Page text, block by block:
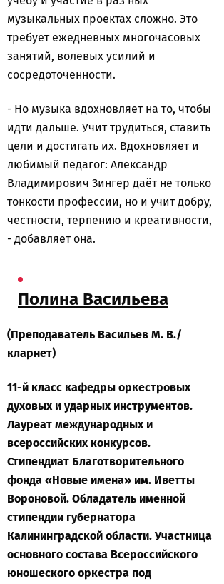
музыкальных проектах сложно. Это
требует ежедневных многочасовых
занятий, волевых усилий и
сосредоточенности.
- Но музыка вдохновляет на то, чтобы
идти дальше. Учит трудиться, ставить
цели и достигать их. Вдохновляет и
любимый педагог: Александр
Владимирович Зингер даёт не только
тонкости профессии, но и учит добру,
честности, терпению и креативности,
- добавляет она.
Полина Васильева
(Преподаватель Васильев М. В./
кларнет)
11-й класс кафедры оркестровых
духовых и ударных инструментов.
Лауреат международных и
всероссийских конкурсов.
Стипендиат Благотворительного
фонда «Новые имена» им. Иветты
Вороновой. Обладатель именной
стипендии губернатора
Калининградской области. Участница
основного состава Всероссийского
юношеского оркестра под